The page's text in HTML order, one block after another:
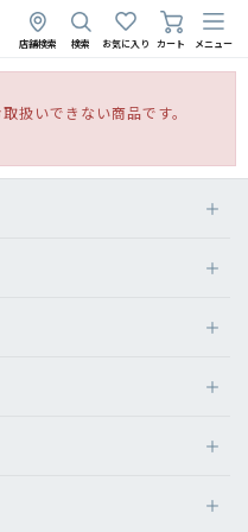
店舗検索 検索 お気に入り カート メニュー
扱いできない商品です。